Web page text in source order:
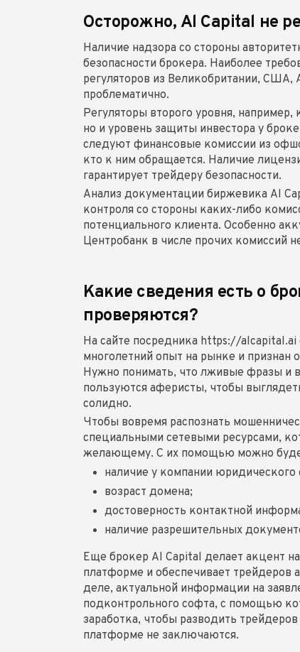
Осторожно, Al Capital не
Наличие надзора со стороны
безопасности брокера. Наиболее
регуляторов из Великобритании, США,
проблематично.
Регуляторы второго уровня,
но и уровень защиты инвестора у
следуют финансовые комиссии из
кто к ним обращается. Наличие
гарантирует трейдеру безопасности.
Анализ документации биржевика Al
контроля со стороны каких-либо
потенциального клиента. Особенно
Центробанк в числе прочих комиссий
Какие сведения есть о
проверяются?
На сайте посредника https://alcapital.ai
многолетний опыт на рынке и признан
Нужно понимать, что лживые фразы и
пользуются аферисты, чтобы
солидно.
Чтобы вовремя распознать
специальными сетевыми ресурсами,
желающему. С их помощью можно
наличие у компании юридического
возраст домена;
достоверность контактной
наличие разрешительных
Еще брокер Al Capital делает акцент
платформе и обеспечивает
деле, актуальной информации на
подконтрольного софта, с помощью
заработка, чтобы разводить
платформе не заключаются.